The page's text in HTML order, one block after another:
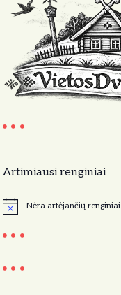
Artimiausi renginiai
N
t
e
Nėra artėjančių renginiai